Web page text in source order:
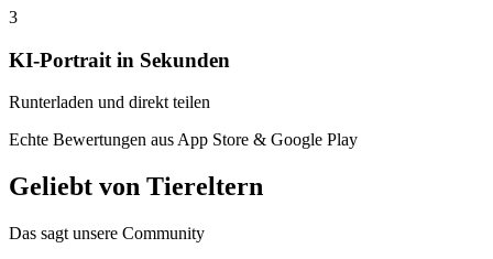
3
KI-Portrait in Sekunden
Runterladen und direkt teilen
Echte Bewertungen aus App Store & Google Play
Geliebt von Tiereltern
Das sagt unsere Community